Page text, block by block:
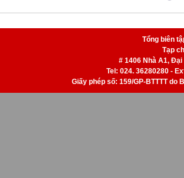
Tổng biên
Tạp
# 1406 Nhà A1, Đại
Tel: 024. 36280280 -
Giấy phép số: 159/GP-BTTTT do